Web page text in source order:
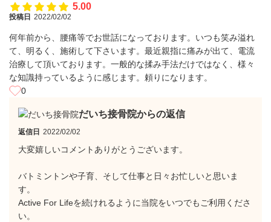
5.00
投稿日 2022/02/02
何年前から、腰痛等でお世話になっております。いつも笑み溢れ
て、明るく、施術して下さいます。最近親指に痛みが出て、電流
治療して頂いております。一般的な揉み手法だけではなく、様々
な知識持っているように感じます。頼りになります。
0
だいち接骨院からの返信
返信日 2022/02/02
大変嬉しいコメントありがとうございます。
バトミントンや子育、そして仕事と日々お忙しいと思いま
す。
Active For Lifeを続けれるように当院をいつでもご利用くださ
い。